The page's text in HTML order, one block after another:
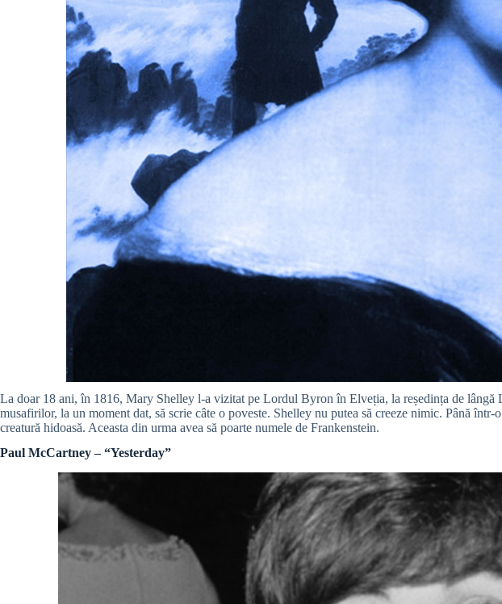
La doar 18 ani, în 1816, Mary Shelley l-a vizitat pe Lordul Byron în Elveția, la reședința de
musafirilor, la un moment dat, să scrie câte o poveste. Shelley nu putea să creeze nimic. Până
creatură hidoasă. Aceasta din urma avea să poarte numele de Frankenstein.
Paul McCartney – “Yesterday”